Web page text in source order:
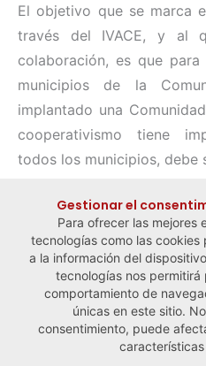
El objetivo que se marca
través del IVACE, y al
colaboración, es que
municipios de la
implantado una
cooperativismo tiene
todos los municipios, debe
← Noticia anterior
Gestionar el
Para ofrecer las mejores
tecnologías como las
a la información del
tecnologías nos
comportamiento de
únicas en este sitio.
consentimiento, puede